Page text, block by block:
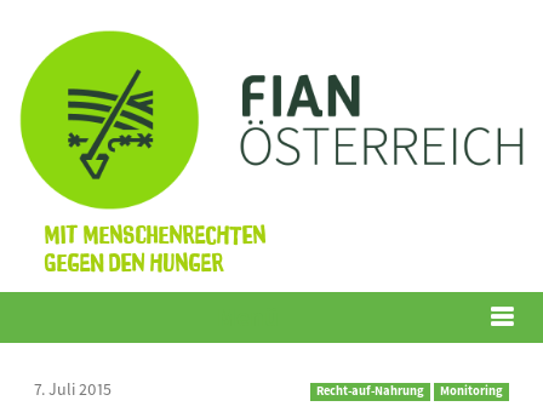
Mit Menschenrechten
gegen den Hunger
7. Juli 2015 Recht-auf-Nahrung Monitoring